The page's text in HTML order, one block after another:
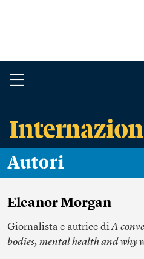
Autori
Eleanor Morgan
Giornalista e autrice diA
bodies, mental health and why